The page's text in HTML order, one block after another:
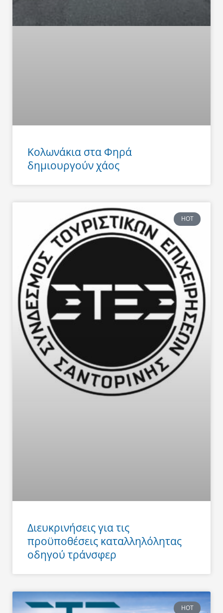
Κολωνάκια στα Φηρά
δημιουργούν χάος
HOT
Διευκρινήσεις για τις
προϋποθέσεις καταλληλόλητας
οδηγού τράνσφερ
HOT